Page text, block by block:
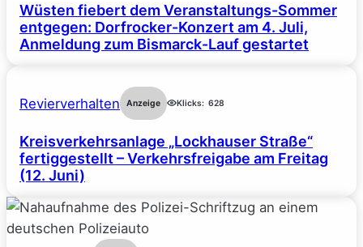
Wüsten fiebert dem Veranstaltungs-Sommer
entgegen: Dorfrocker-Konzert am 4. Juli,
Anmeldung zum Bismarck-Lauf gestartet
Revierverhalten Anzeige Klicks: 628
Kreisverkehrsanlage „Lockhauser Straße“
fertiggestellt – Verkehrsfreigabe am Freitag
(12. Juni)